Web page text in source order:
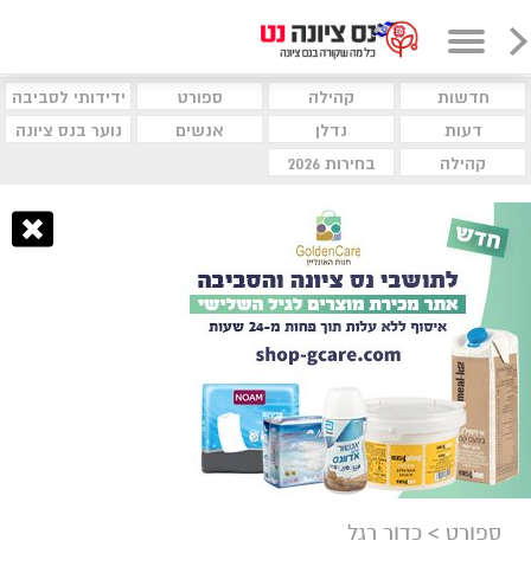
חדשות קהילה ספורט
ידידותי לסביבה
דעות
נדלן אנשים
נוער בנס ציונה
קהילה
בחירות 2026
ספורט > כדור רגל